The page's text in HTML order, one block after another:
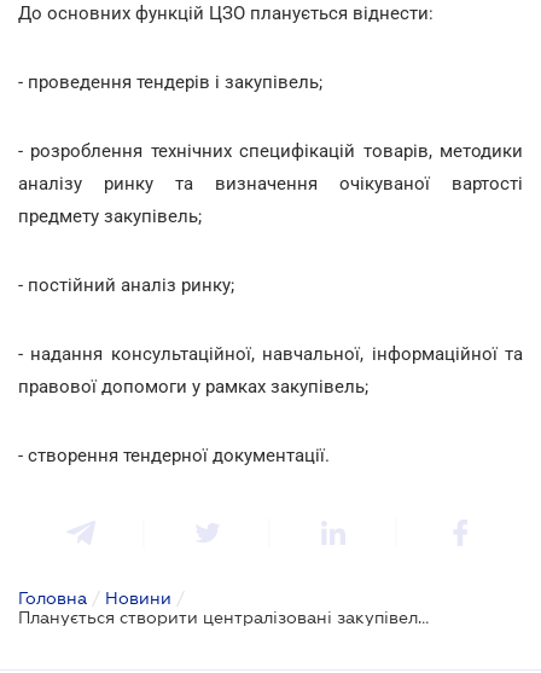
До основних функцій ЦЗО планується віднести:
- проведення тендерів і закупівель;
- розроблення технічних специфікацій товарів, методики
аналізу ринку та визначення очікуваної вартості
предмету закупівель;
- постійний аналіз ринку;
- надання консультаційної, навчальної, інформаційної та
правової допомоги у рамках закупівель;
- створення тендерної документації.
Головна / Новини /
Планується створити централізовані закупівельні організації